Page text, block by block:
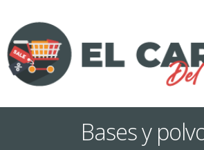
Bases y